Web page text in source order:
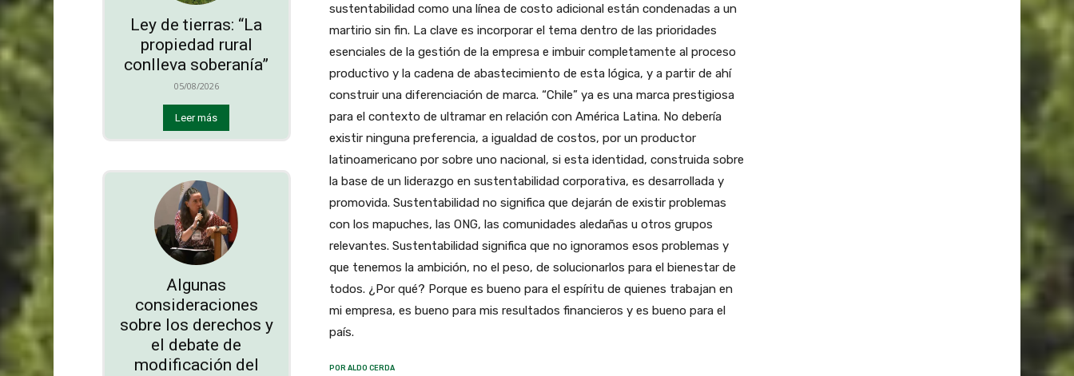
Ley de tierras: “La
propiedad rural
conlleva soberanía”
05/08/2026
Leer más
Algunas
consideraciones
sobre los derechos y
el debate de
modificación del
sustentabilidad como una línea de costo adicional están condenadas a un
martirio sin fin. La clave es incorporar el tema dentro de las prioridades
esenciales de la gestión de la empresa e imbuir completamente al proceso
productivo y la cadena de abastecimiento de esta lógica, y a partir de ahí
construir una diferenciación de marca. “Chile” ya es una marca prestigiosa
para el contexto de ultramar en relación con América Latina. No debería
existir ninguna preferencia, a igualdad de costos, por un productor
latinoamericano por sobre uno nacional, si esta identidad, construida sobre
la base de un liderazgo en sustentabilidad corporativa, es desarrollada y
promovida. Sustentabilidad no significa que dejarán de existir problemas
con los mapuches, las ONG, las comunidades aledañas u otros grupos
relevantes. Sustentabilidad significa que no ignoramos esos problemas y
que tenemos la ambición, no el peso, de solucionarlos para el bienestar de
todos. ¿Por qué? Porque es bueno para el espíritu de quienes trabajan en
mi empresa, es bueno para mis resultados financieros y es bueno para el
país.
POR ALDO CERDA